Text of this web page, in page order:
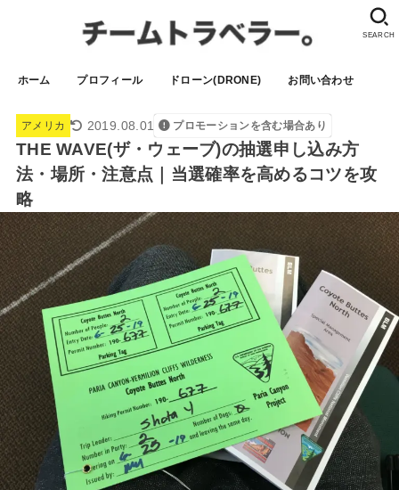
ホーム プロフィール ドローン(DRONE) お問い合わせ
SEARCH
アメリカ 2019.08.01 プロモーションを含む場合あり
THE WAVE(ザ・ウェーブ)の抽選申し込み方
法・場所・注意点｜当選確率を高めるコツを攻
略